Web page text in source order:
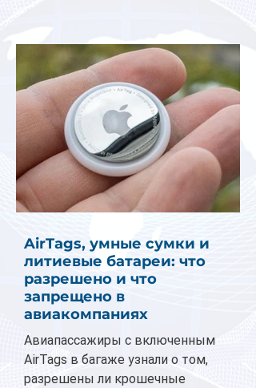
AirTags, умные сумки и
литиевые батареи: что
разрешено и что
запрещено в
авиакомпаниях
Авиапассажиры с включенным
AirTags в багаже узнали о том,
разрешены ли крошечные